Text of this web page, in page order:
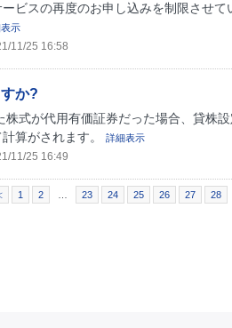
ビスの再度のお申し込みを制限させて
示
11/25 16:58
か?
式が代用有価証券だった場合、貸株
算がされます。
詳細表示
11/25 16:49
1 2 23 24 25 26 27 28